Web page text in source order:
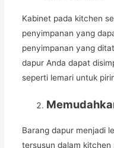
Kabinet pada kitchen
penyimpanan yang
penyimpanan yang
dapur Anda dapat
seperti lemari untuk
Barang dapur menjadi
tersusun dalam